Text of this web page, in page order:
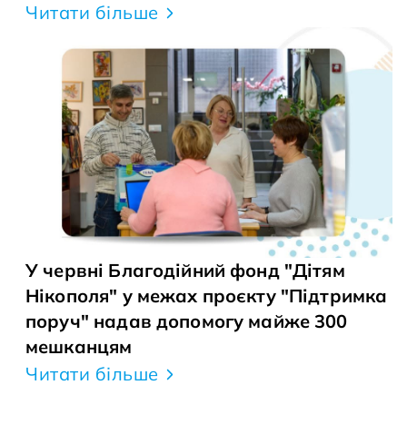
Читати більше
У червні Благодійний фонд "Дітям
Нікополя" у межах проєкту "Підтримка
поруч" надав допомогу майже 300
мешканцям
Читати більше